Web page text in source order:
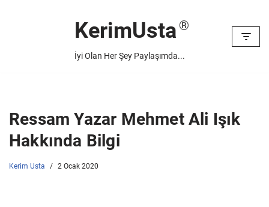
KerimUsta
İyi Olan Her Şey Paylaşımda...
Ressam Yazar Mehmet Ali Işık
Hakkında Bilgi
Kerim Usta 2 Ocak 2020